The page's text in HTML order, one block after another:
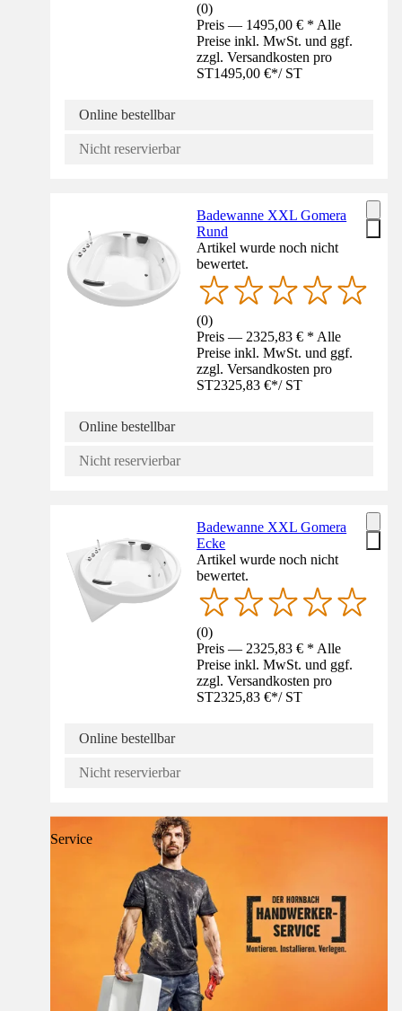
(0)
Preis — 1495,00 € * Alle
Preise inkl. MwSt. und ggf.
zzgl. Versandkosten pro
ST1495,00 €*/ ST
Online bestellbar
Nicht reservierbar
Badewanne XXL Gomera
Rund
Artikel wurde noch nicht
bewertet.
(0)
Preis — 2325,83 € * Alle
Preise inkl. MwSt. und ggf.
zzgl. Versandkosten pro
ST2325,83 €*/ ST
Online bestellbar
Nicht reservierbar
Badewanne XXL Gomera
Ecke
Artikel wurde noch nicht
bewertet.
(0)
Preis — 2325,83 € * Alle
Preise inkl. MwSt. und ggf.
zzgl. Versandkosten pro
ST2325,83 €*/ ST
Online bestellbar
Nicht reservierbar
Service